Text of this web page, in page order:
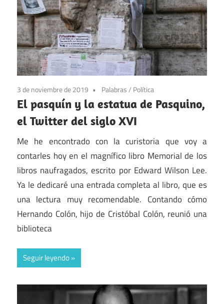
3 de noviembre de 2019 Palabras/ Política
El pasquín y la estatua de Pasquino,
el Twitter del siglo XVI
Me he encontrado con la curistoria que voy a
contarles hoy en el magnífico libro Memorial de los
libros naufragados, escrito por Edward Wilson Lee.
Ya le dedicaré una entrada completa al libro, que es
una lectura muy recomendable. Contando cómo
Hernando Colón, hijo de Cristóbal Colón, reunió una
biblioteca
Seguir leyendo